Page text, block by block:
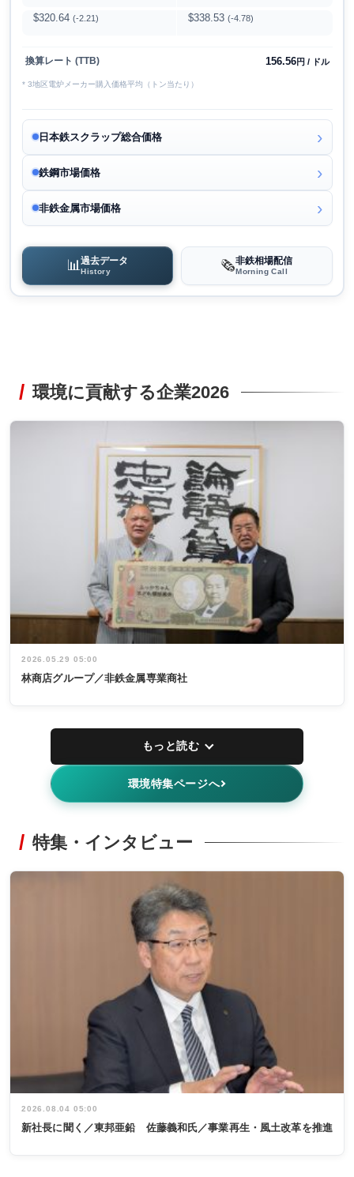
$320.64 (-2.21) $338.53 (-4.78)
換算レート (TTB) 156.56円 / ドル
* 3地区電炉メーカー購入価格平均（トン当たり）
日本鉄スクラップ総合価格
鉄鋼市場価格
非鉄金属市場価格
📊過去データ
History 🗞️非鉄相場配信
Morning Call
環境に貢献する企業2026
2026.05.29 05:00
林商店グループ／非鉄金属専業商社
もっと読む
環境特集ページへ
特集・インタビュー
2026.08.04 05:00
新社長に聞く／東邦亜鉛 佐藤義和氏／事業再生・風土改革を推進